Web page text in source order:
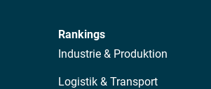
Rankings
Industrie & Produktion
Logistik & Transport